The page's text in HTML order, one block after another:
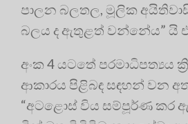
පාලන බලතල, මූලික
බලය ද ඇතුළත් වන්නේය” යි
අංක 4 යටතේ පරමාධිපත්‍යය
ආකාරය පිළිබඳ සඳහන් වන
“අටළොස් විය සම්පූර්ණ කර